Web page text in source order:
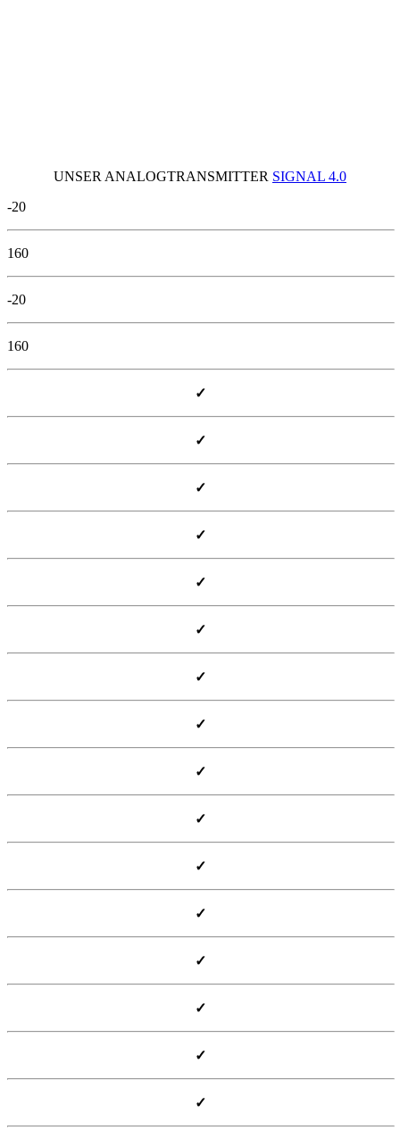
UNSER ANALOGTRANSMITTER SIGNAL 4.0
-20
160
-20
160
✓
✓
✓
✓
✓
✓
✓
✓
✓
✓
✓
✓
✓
✓
✓
✓